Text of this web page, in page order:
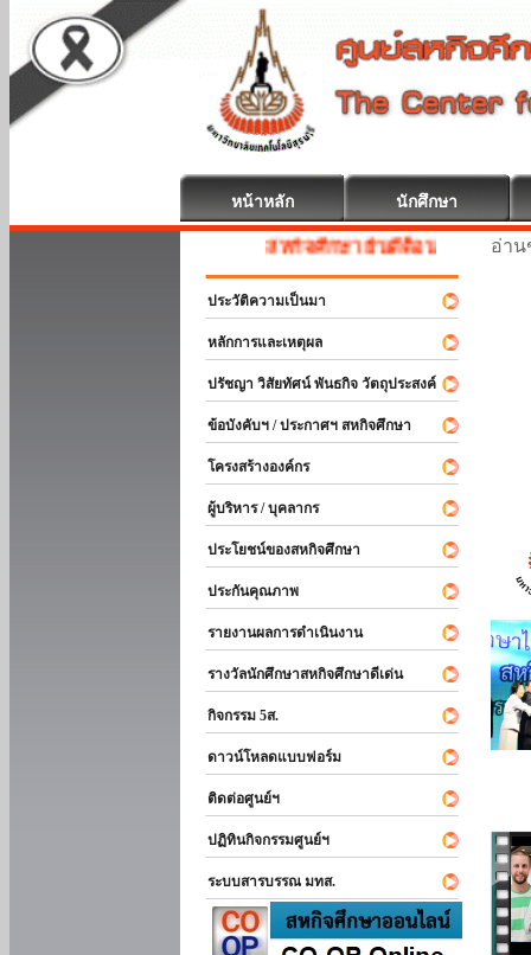
หน้าหลัก นักศึกษา
สหกิจศึกษา ยินดีต้อนรับ
ประวัติความเป็นมา
หลักการและเหตุผล
ปรัชญา วิสัยทัศน์ พันธกิจ วัตถุประสงค์
ข้อบังคับฯ / ประกาศฯ สหกิจศึกษา
โครงสร้างองค์กร
ผู้บริหาร / บุคลากร
ประโยชน์ของสหกิจศึกษา
ประกันคุณภาพ
รายงานผลการดำเนินงาน
รางวัลนักศึกษาสหกิจศึกษาดีเด่น
กิจกรรม 5ส.
ดาวน์โหลดแบบฟอร์ม
ติดต่อศูนย์ฯ
ปฏิทินกิจกรรมศูนย์ฯ
ระบบสารบรรณ มทส.
อ่าน